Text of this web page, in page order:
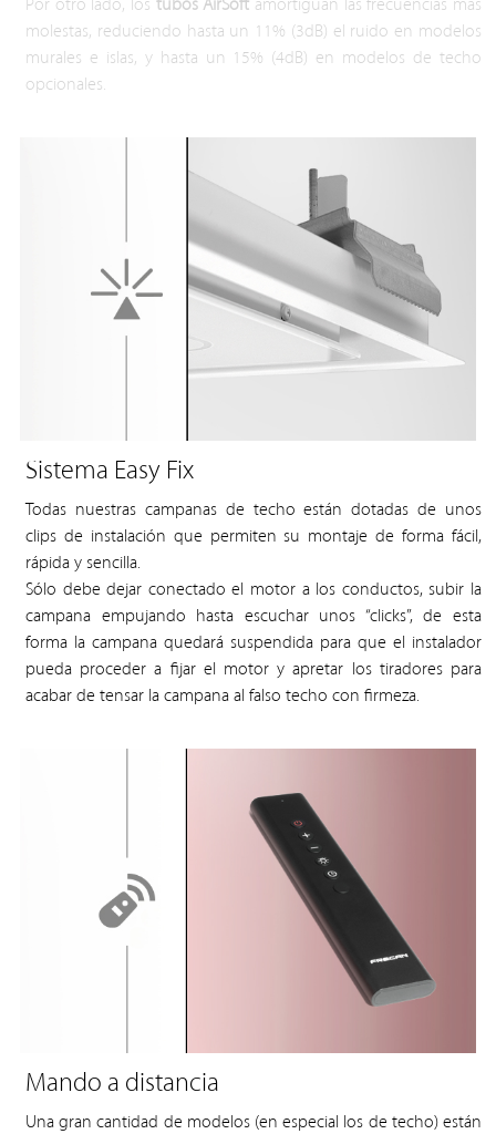
Por otro lado, los tubos AirSoft amortiguan las frecuencias más
molestas, reduciendo hasta un 11% (3dB) el ruido en modelos
murales e islas, y hasta un 15% (4dB) en modelos de techo
opcionales.
Sistema Easy Fix
Todas nuestras campanas de techo están dotadas de unos
clips de instalación que permiten su montaje de forma fácil,
rápida y sencilla.
Sólo debe dejar conectado el motor a los conductos, subir la
campana empujando hasta escuchar unos “clicks”, de esta
forma la campana quedará suspendida para que el instalador
pueda proceder a fijar el motor y apretar los tiradores para
acabar de tensar la campana al falso techo con firmeza.
Mando a distancia
Una gran cantidad de modelos (en especial los de techo) están